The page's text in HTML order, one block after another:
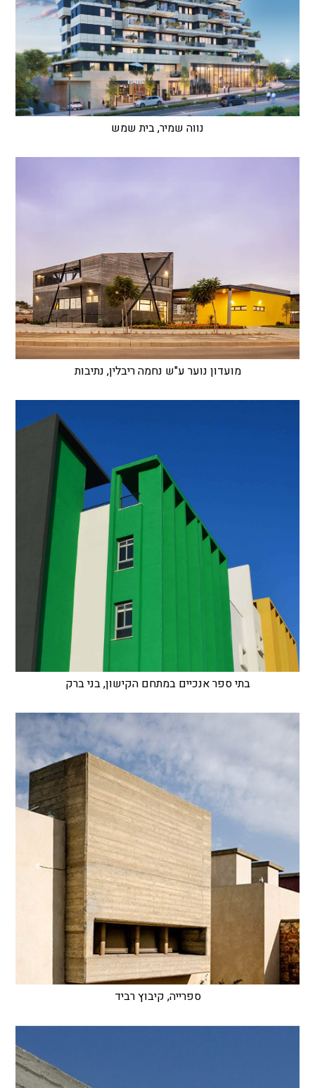
נווה שמיר, בית שמש
מועדון נוער ע"ש נחמה ריבלין, נתיבות
בתי ספר אנכיים במתחם הקישון, בני ברק
ספרייה, קיבוץ רביד